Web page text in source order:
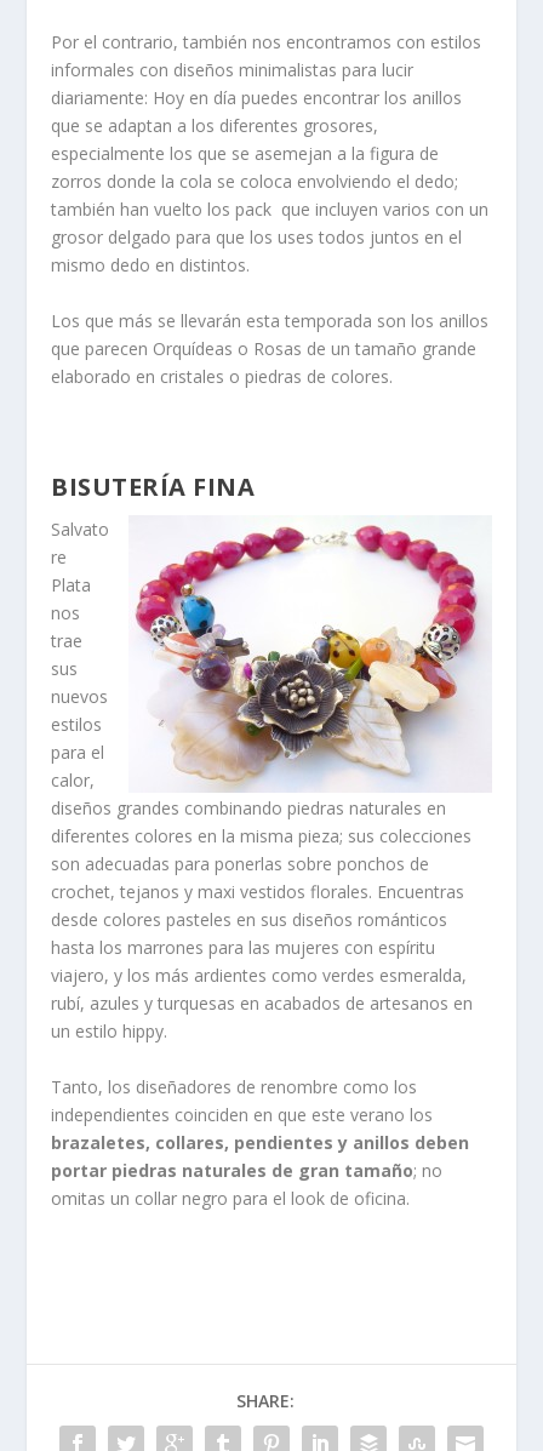
Por el contrario, también nos encontramos con estilos
informales con diseños minimalistas para lucir
diariamente: Hoy en día puedes encontrar los anillos
que se adaptan a los diferentes grosores,
especialmente los que se asemejan a la figura de
zorros donde la cola se coloca envolviendo el dedo;
también han vuelto los pack que incluyen varios con un
grosor delgado para que los uses todos juntos en el
mismo dedo en distintos.
Los que más se llevarán esta temporada son los anillos
que parecen Orquídeas o Rosas de un tamaño grande
elaborado en cristales o piedras de colores.
BISUTERÍA FINA
Salvato
re
Plata
nos
trae
sus
nuevos
estilos
para el
calor,
diseños grandes combinando piedras naturales en
diferentes colores en la misma pieza; sus colecciones
son adecuadas para ponerlas sobre ponchos de
crochet, tejanos y maxi vestidos florales. Encuentras
desde colores pasteles en sus diseños románticos
hasta los marrones para las mujeres con espíritu
viajero, y los más ardientes como verdes esmeralda,
rubí, azules y turquesas en acabados de artesanos en
un estilo hippy.
Tanto, los diseñadores de renombre como los
independientes coinciden en que este verano los
brazaletes, collares, pendientes y anillos deben
portar piedras naturales de gran tamaño; no
omitas un collar negro para el look de oficina.
SHARE: